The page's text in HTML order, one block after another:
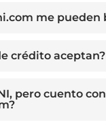
me
crédito aceptan?
pero cuento